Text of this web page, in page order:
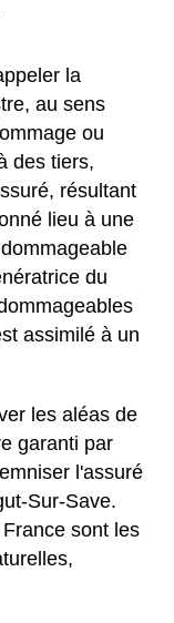
la
au sens
ou
des tiers,
résultant
lieu à une
du
assimilé à un
les aléas de
garanti par
l'assuré
Sur-Save.
sont les